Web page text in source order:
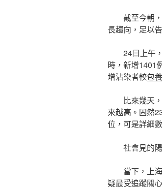
截至今朝
長趨向，足以
24日上午
時，新增1401
增沾染者較包
比來幾天
來越高。固然
位，可是詳細
社會見的
當下，上
疑最受追蹤關